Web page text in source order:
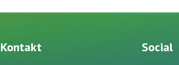
Kontakt Social